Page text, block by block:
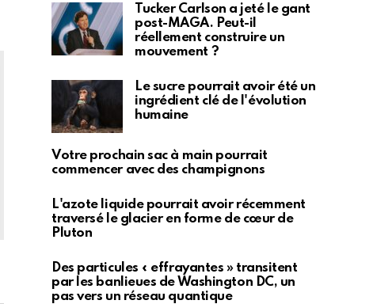
Tucker Carlson a jeté le gant
post-MAGA. Peut-il
réellement construire un
mouvement ?
Le sucre pourrait avoir été un
ingrédient clé de l'évolution
humaine
Votre prochain sac à main pourrait
commencer avec des champignons
L'azote liquide pourrait avoir récemment
traversé le glacier en forme de cœur de
Pluton
Des particules « effrayantes » transitent
par les banlieues de Washington DC, un
pas vers un réseau quantique